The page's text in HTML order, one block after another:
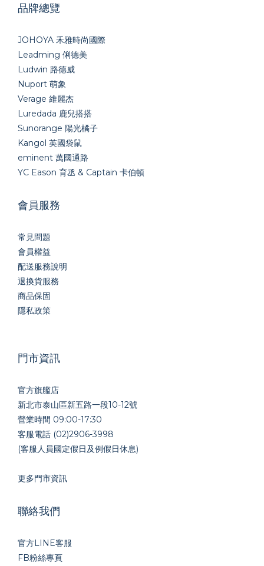
品牌總覽
JOHOYA 禾雅時尚國際
Leadming 俐德美
Ludwin 路德威
Nuport 萌象
Verage 維麗杰
Luredada 鹿兒搭搭
Sunorange 陽光橘子
Kangol 英國袋鼠
eminent 萬國通路
YC Eason 育丞 & Captain 卡伯頓
會員服務
常見問題
會員權益
配送服務說明
退換貨服務
商品保固
隱私政策
門市資訊
官方旗艦店
新北市泰山區新五路一段10-12號
營業時間 09:00-17:30
客服電話 (02)2906-3998
(客服人員國定假日及例假日休息)
更多門市資訊
聯絡我們
官方LINE客服
FB粉絲專頁